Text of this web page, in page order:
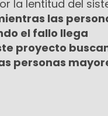
la lentitud del
las
el fallo llega
proyecto
personas